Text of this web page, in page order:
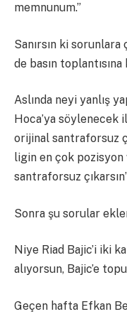
memnunum.”
Sanırsın ki
de basın
Aslında neyi yanlış
Hoca’ya söylenecek
orijinal santraforsuz
ligin en çok pozisyon
santraforsuz
Sonra şu sorular
Niye Riad Bajic’i iki
alıyorsun, Bajic’e
Geçen hafta Efkan